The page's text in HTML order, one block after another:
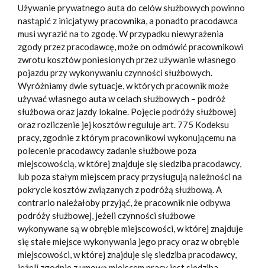
Używanie prywatnego auta do celów służbowych powinno
nastąpić z inicjatywy pracownika, a ponadto pracodawca
musi wyrazić na to zgodę. W przypadku niewyrażenia
zgody przez pracodawcę, może on odmówić pracownikowi
zwrotu kosztów poniesionych przez używanie własnego
pojazdu przy wykonywaniu czynności służbowych.
Wyróżniamy dwie sytuacje, w których pracownik może
używać własnego auta w celach służbowych – podróż
służbowa oraz jazdy lokalne. Pojęcie podróży służbowej
oraz rozliczenie jej kosztów reguluje art. 775 Kodeksu
pracy, zgodnie z którym pracownikowi wykonującemu na
polecenie pracodawcy zadanie służbowe poza
miejscowością, w której znajduje się siedziba pracodawcy,
lub poza stałym miejscem pracy przysługują należności na
pokrycie kosztów związanych z podróżą służbową. A
contrario należałoby przyjąć, że pracownik nie odbywa
podróży służbowej, jeżeli czynności służbowe
wykonywane są w obrębie miejscowości, w której znajduje
się stałe miejsce wykonywania jego pracy oraz w obrębie
miejscowości, w której znajduje się siedziba pracodawcy,